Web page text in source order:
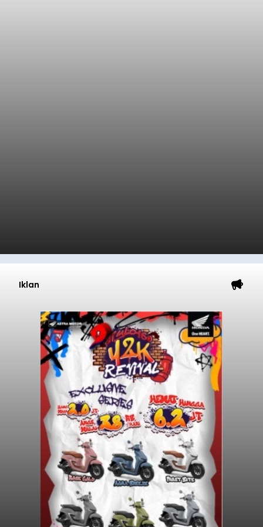
Iklan